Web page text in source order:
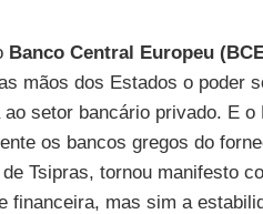
Banco Central Europeu
mãos dos Estados o poder
setor bancário privado. E o
os bancos gregos do
Tsipras, tornou manifesto
financeira, mas sim a